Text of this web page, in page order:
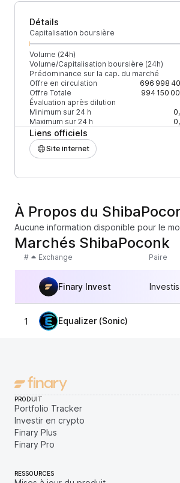
Détails
Capitalisation boursière
Volume (24h)
Volume/Capitalisation boursière (24h)
Prédominance sur la cap. du marché
Offre en circulation
696 998
Offre Totale
994 150
Évaluation après dilution
Minimum sur 24 h
Maximum sur 24 h
Liens officiels
Site internet
À Propos du
Aucune information disponible pour le
Marchés ShibaPoconk
# Exchange Paire
Finary Invest
1 Equalizer (Sonic)
PRODUIT
Portfolio Tracker
Investir en crypto
Finary Plus
Finary Pro
RESSOURCES